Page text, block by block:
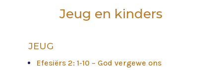
Jeug en kinders
JEUG
Efesiërs 2: 1-10 – God vergewe ons